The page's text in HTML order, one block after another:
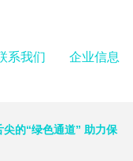
系我们 企业信息
尖的“绿色通道” 助力保